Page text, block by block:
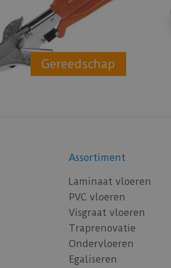
Gereedschap
Assortiment
Laminaat vloeren
PVC vloeren
Visgraat vloeren
Traprenovatie
Ondervloeren
Egaliseren